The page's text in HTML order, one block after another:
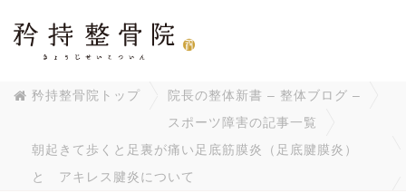
矜持整骨院トップ
院長の整体新書 – 整体ブログ –
スポーツ障害の記事一覧
朝起きて歩くと足裏が痛い足底筋膜炎（足底腱膜炎）
と アキレス腱炎について